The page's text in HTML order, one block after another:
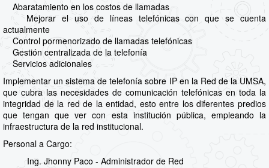
Abaratamiento en los costos de llamadas
Mejorar el uso de líneas telefónicas con que se cuenta
actualmente
Control pormenorizado de llamadas telefónicas
Gestión centralizada de la telefonía
Servicios adicionales
Implementar un sistema de telefonía sobre IP en la Red de la UMSA,
que cubra las necesidades de comunicación telefónicas en toda la
integridad de la red de la entidad, esto entre los diferentes predios
que tengan que ver con esta institución pública, empleando la
infraestructura de la red institucional.
Personal a Cargo:
Ing. Jhonny Paco - Administrador de Red